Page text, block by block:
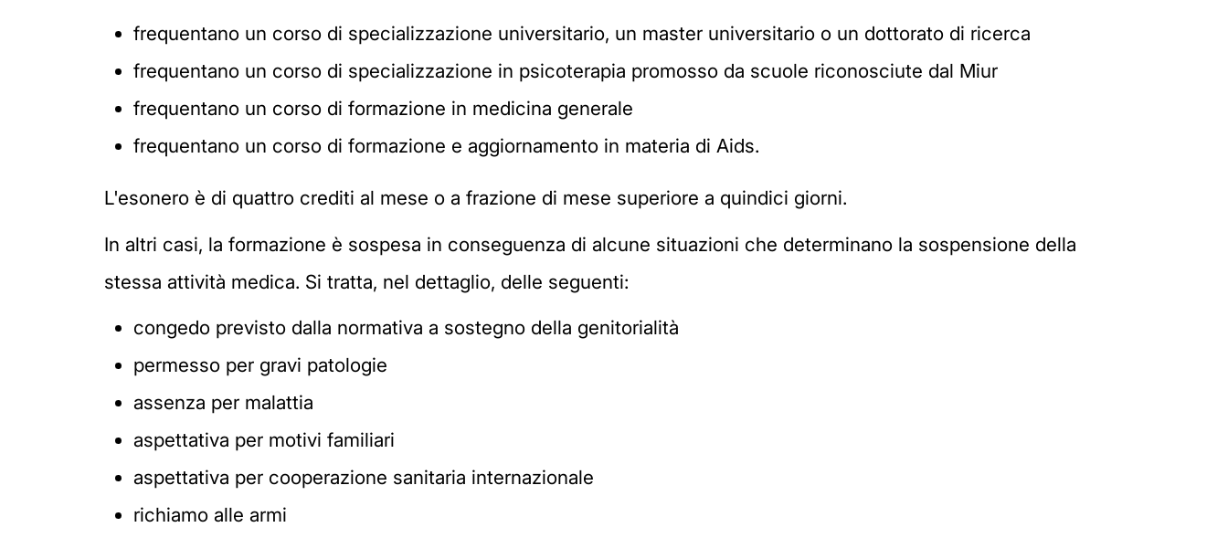
frequentano un corso di specializzazione universitario, un master universitario o un dottorato di ricerca
frequentano un corso di specializzazione in psicoterapia promosso da scuole riconosciute dal Miur
frequentano un corso di formazione in medicina generale
frequentano un corso di formazione e aggiornamento in materia di Aids.
L'esonero è di quattro crediti al mese o a frazione di mese superiore a quindici giorni.
In altri casi, la formazione è sospesa in conseguenza di alcune situazioni che determinano la sospensione della
stessa attività medica. Si tratta, nel dettaglio, delle seguenti:
congedo previsto dalla normativa a sostegno della genitorialità
permesso per gravi patologie
assenza per malattia
aspettativa per motivi familiari
aspettativa per cooperazione sanitaria internazionale
richiamo alle armi